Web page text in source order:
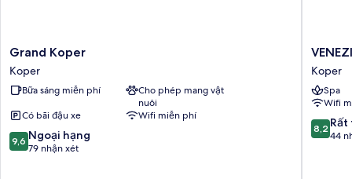
Grand
Koper
Koper
Grand Koper
Koper
Bữa sáng miễn phí
Cho phép mang vật
nuôi
Có bãi đậu xe
Wifi miễn phí
9.6
trên
9,6 Ngoại hạng
79 nhận xét
Hotel
Superior
Koper
Koper
Spa
Wifi
8.2
trên
8,2 Rất
44